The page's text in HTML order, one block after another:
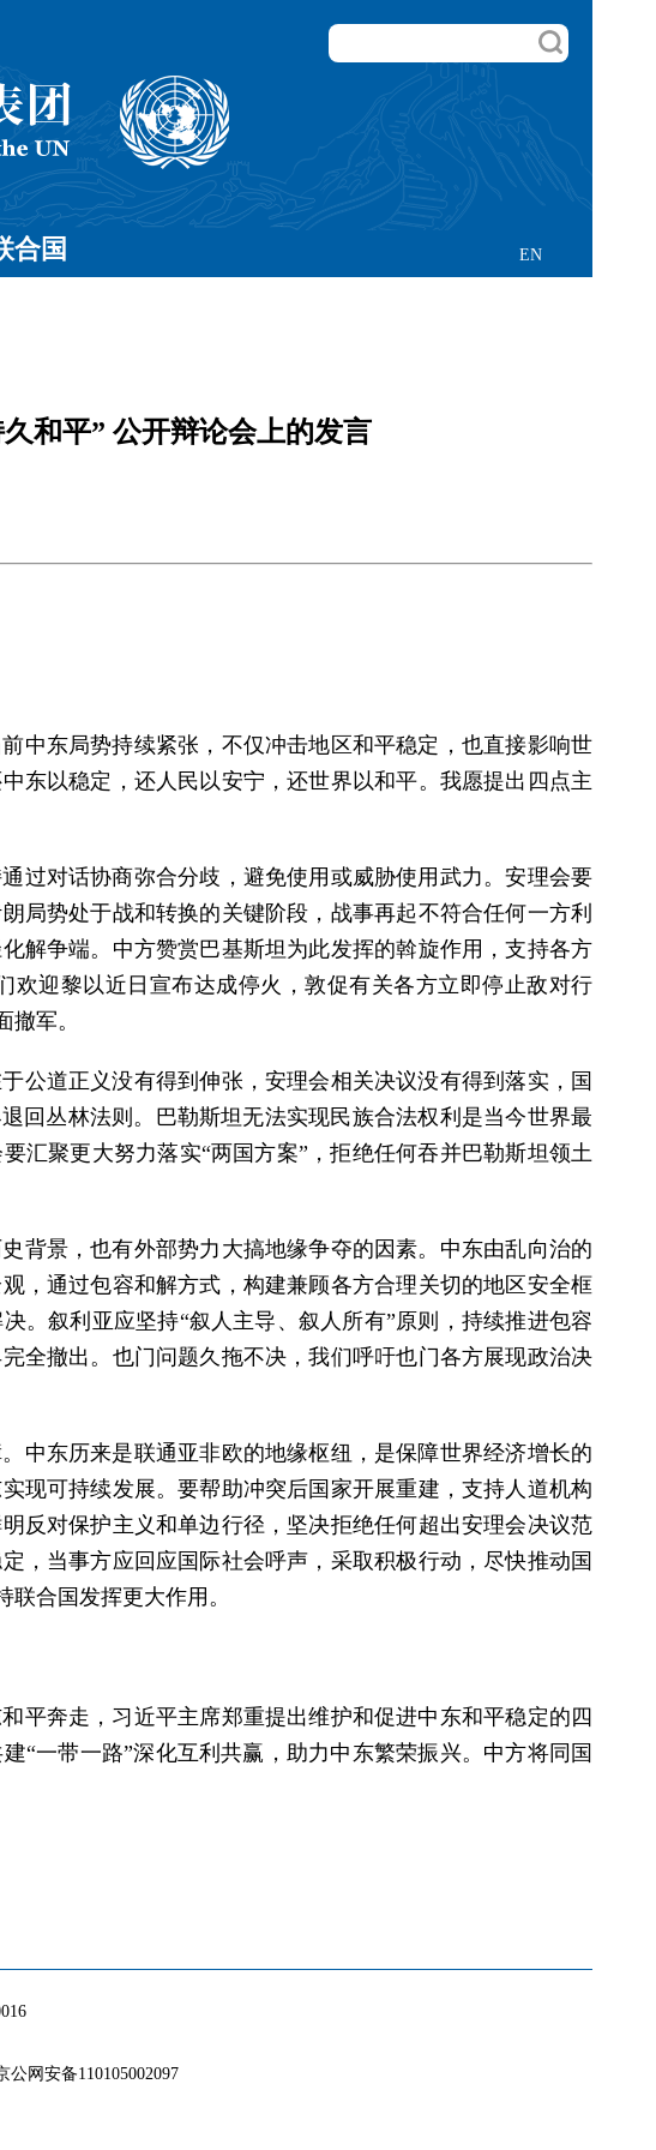
EN
合国
和平” 公开辩论会上的发言
中东局势持续紧张，不仅冲击地区和平稳定，也直接影响世
东以稳定，还人民以安宁，还世界以和平。我愿提出四点主
过对话协商弥合分歧，避免使用或威胁使用武力。安理会要
局势处于战和转换的关键阶段，战事再起不符合任何一方利
解争端。中方赞赏巴基斯坦为此发挥的斡旋作用，支持各方
迎黎以近日宣布达成停火，敦促有关各方立即停止敌对行
军。
公道正义没有得到伸张，安理会相关决议没有得到落实，国
回丛林法则。巴勒斯坦无法实现民族合法权利是当今世界最
汇聚更大努力落实“两国方案”，拒绝任何吞并巴勒斯坦领土
背景，也有外部势力大搞地缘争夺的因素。中东由乱向治的
，通过包容和解方式，构建兼顾各方合理关切的地区安全框
。叙利亚应坚持“叙人主导、叙人所有”原则，持续推进包容
全撤出。也门问题久拖不决，我们呼吁也门各方展现政治决
中东历来是联通亚非欧的地缘枢纽，是保障世界经济增长的
现可持续发展。要帮助冲突后国家开展重建，支持人道机构
反对保护主义和单边行径，坚决拒绝任何超出安理会决议范
，当事方应回应国际社会呼声，采取积极行动，尽快推动国
合国发挥更大作用。
平奔走，习近平主席郑重提出维护和促进中东和平稳定的四
“一带一路”深化互利共赢，助力中东繁荣振兴。中方将同国
网安备110105002097